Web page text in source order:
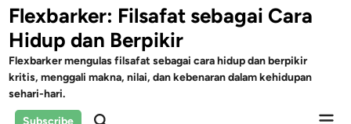
Skip
to
content
Flexbarker: Filsafat sebagai Cara
Hidup dan Berpikir
Flexbarker mengulas filsafat sebagai cara hidup dan berpikir
kritis, menggali makna, nilai, dan kebenaran dalam kehidupan
sehari-hari.
Subscribe